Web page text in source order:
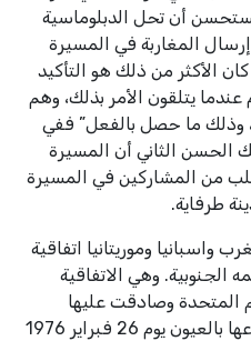
يستحسن أن تحل الدبلوماسية
المغاربة في المسيرة
كان الأكثر من ذلك هو التأكيد
عندما يتلقون الأمر بذلك، وهم
وذلك ما حصل بالفعل” ففي
1975 يعلن الملك الحسن الثاني أن المسيرة
من المشاركين في المسيرة
طرفاية.
وموريتانيا اتفاقية
الجنوبية. وهي الاتفاقية
المتحدة وصادقت عليها
بالعيون يوم 26 فبراير 1976